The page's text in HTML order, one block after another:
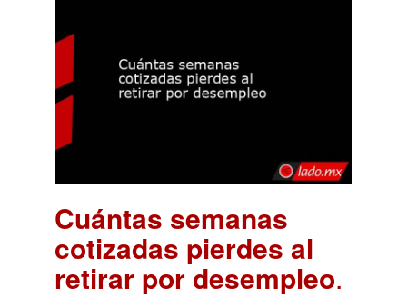
Cuántas semanas
cotizadas pierdes al
retirar por desempleo.